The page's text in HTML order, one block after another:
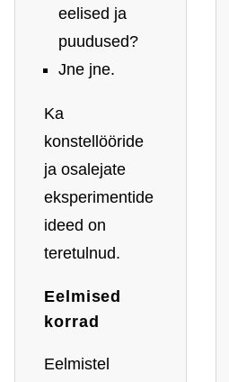
eelised ja
puudused?
Jne jne.
Ka
konstellööride
ja osalejate
eksperimentide
ideed on
teretulnud.
Eelmised
korrad
Eelmistel